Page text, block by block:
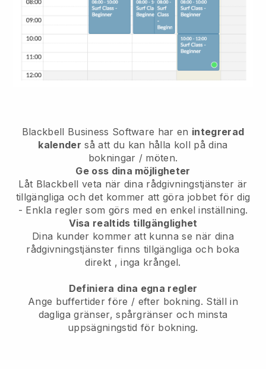
Blackbell Business Software har en integrerad
kalender så att du kan hålla koll på dina
bokningar / möten.
Ge oss dina möjligheter
Låt Blackbell veta när dina rådgivningstjänster är
tillgängliga och det kommer att göra jobbet för dig
- Enkla regler som görs med en enkel inställning.
Visa realtids tillgänglighet
Dina kunder kommer att kunna se när dina
rådgivningstjänster finns tillgängliga och boka
direkt , inga krångel.
Definiera dina egna regler
Ange buffertider före / efter bokning. Ställ in
dagliga gränser, spårgränser och minsta
uppsägningstid för bokning.